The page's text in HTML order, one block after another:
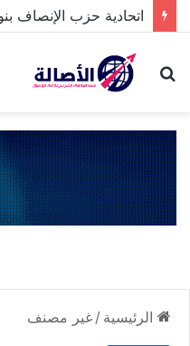
بحث
الرئيسية / غير مصنف